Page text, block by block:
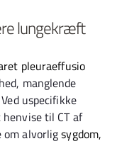
lungekræft
pleuraeffusio
manglende
uspecifikke
til CT af
om alvorligsygdom,